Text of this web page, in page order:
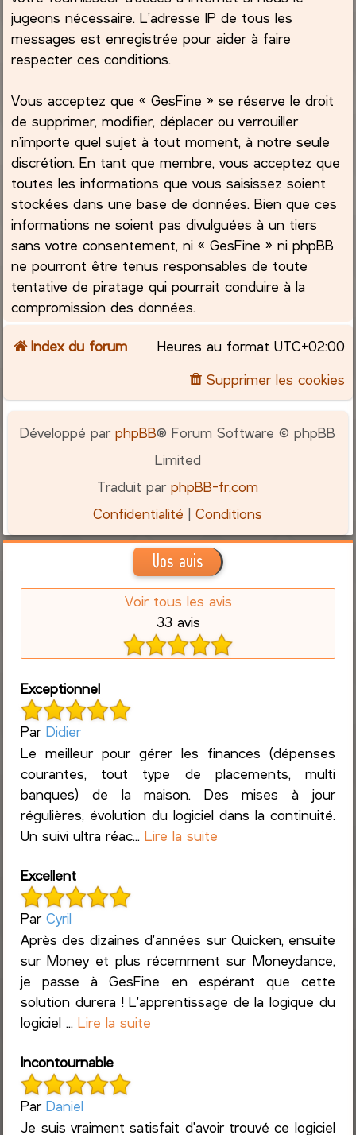
jugeons nécessaire. L’adresse IP de tous les
messages est enregistrée pour aider à faire
respecter ces conditions.
Vous acceptez que « GesFine » se réserve le droit
de supprimer, modifier, déplacer ou verrouiller
n’importe quel sujet à tout moment, à notre seule
discrétion. En tant que membre, vous acceptez que
toutes les informations que vous saisissez soient
stockées dans une base de données. Bien que ces
informations ne soient pas divulguées à un tiers
sans votre consentement, ni « GesFine » ni phpBB
ne pourront être tenus responsables de toute
tentative de piratage qui pourrait conduire à la
compromission des données.
Index du forum Heures au format UTC+02:00
Supprimer les cookies
Développé parphpBB® Forum Software © phpBB
Limited
Traduit parphpBB-fr.com
Confidentialité |Conditions
Vos avis
Voir tous les avis
33 avis
Exceptionnel
ParDidier
Le meilleur pour gérer les finances (dépenses
courantes, tout type de placements, multi
banques) de la maison. Des mises à jour
régulières, évolution du logiciel dans la continuité.
Un suivi ultra réac...Lire la suite
Excellent
ParCyril
Après des dizaines d'années sur Quicken, ensuite
sur Money et plus récemment sur Moneydance,
je passe à GesFine en espérant que cette
solution durera ! L'apprentissage de la logique du
logiciel ...Lire la suite
Incontournable
ParDaniel
Je suis vraiment satisfait d'avoir trouvé ce logiciel